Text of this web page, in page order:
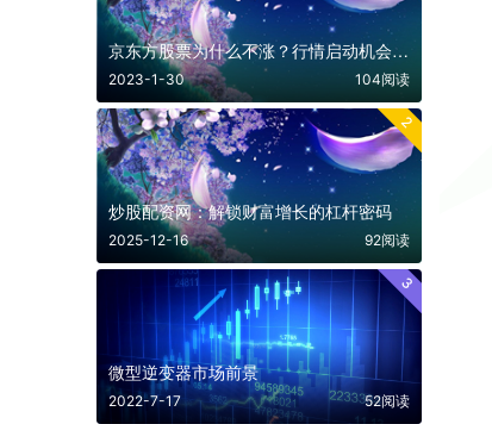
京东方股票为什么不涨？行情启动机会来临
2023-1-30 104阅读
2
炒股配资网：解锁财富增长的杠杆密码
2025-12-16 92阅读
3
微型逆变器市场前景
2022-7-17 52阅读